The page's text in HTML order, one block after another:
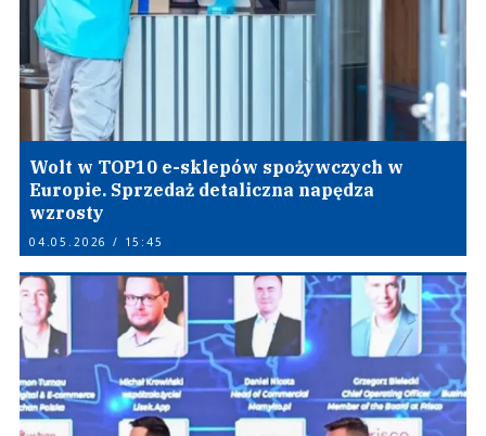
Wolt w TOP10 e-sklepów spożywczych w
Europie. Sprzedaż detaliczna napędza
wzrosty
04.05.2026 / 15:45